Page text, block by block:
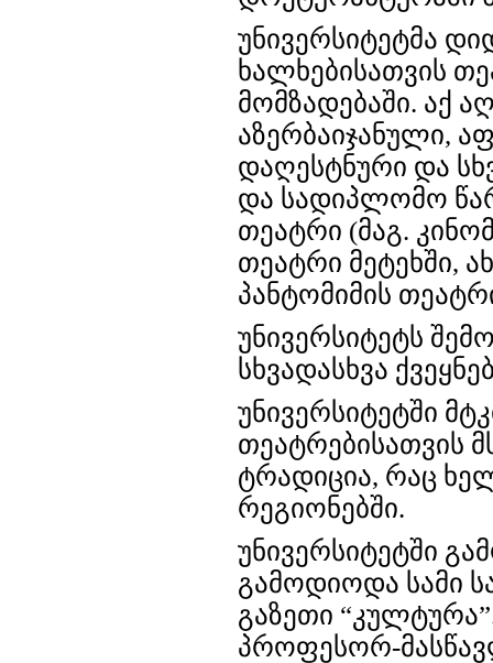
უნივერსიტეტმა
ხალხებისათვის
მომზადებაში. აქ
აზერბაიჯანული,
დაღესტნური და
და სადიპლომო
თეატრი (მაგ.
თეატრი მეტეხში,
პანტომიმის
უნივერსიტეტს
სხვადასხვა
უნივერსიტეტში
თეატრებისათვის
ტრადიცია, რაც
რეგიონებში.
უნივერსიტეტში
გამოდიოდა სამი
გაზეთი
პროფესორ-